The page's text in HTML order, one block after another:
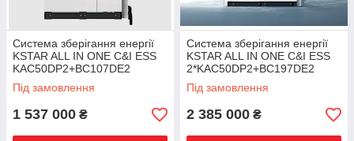
Система зберігання енергії
KSTAR ALL IN ONE C&I ESS
KAC50DP2+BC107DE2
Під замовлення
1 537 000 ₴
Система зберігання енергії
KSTAR ALL IN ONE C&I ESS
2*KAC50DP2+BC197DE2
Під замовлення
2 385 000 ₴